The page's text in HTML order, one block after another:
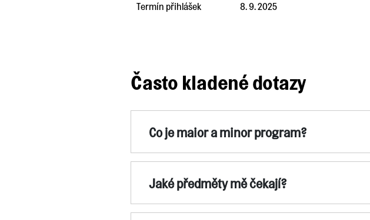
Termín přihlášek 8. 9. 2025
Často kladené dotazy
Co je maior a minor program?
Jaké předměty mě čekají?